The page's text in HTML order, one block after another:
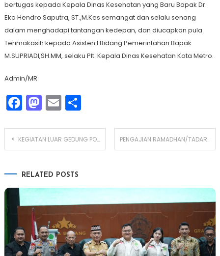
bertugas kepada Kepala Dinas Kesehatan yang Baru Bapak Dr.
Eko Hendro Saputra, ST.,M.Kes semangat dan selalu senang
dalam menghadapi tantangan kedepan, dan diucapkan pula
Terimakasih kepada Asisten I Bidang Pemerintahan Bapak
M.SUPRIADI,SH.MM, selaku Plt. Kepala Dinas Kesehatan Kota Metro.
Admin/MR
Facebook
Mastodon
EmailShare
Navigasi
KEGIATAN LUAR GEDUNG POSYANDU DAN PENYULUHAN TBC DI POSYANDU PERGIWO PENGAJIAN RAMADHAN/TADARUS QUR’AN di OPD DINAS KESEHATAN KOTA METRO TAHUN 1444 H/2023 M
RELATED POSTS